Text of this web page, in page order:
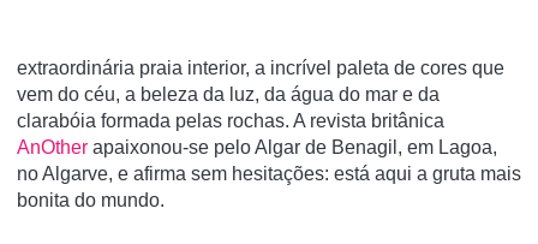
extraordinária praia interior, a incrível paleta de cores que
vem do céu, a beleza da luz, da água do mar e da
clarabóia formada pelas rochas. A revista britânica
AnOther apaixonou-se pelo Algar de Benagil, em Lagoa,
no Algarve, e afirma sem hesitações: está aqui a gruta mais
bonita do mundo.